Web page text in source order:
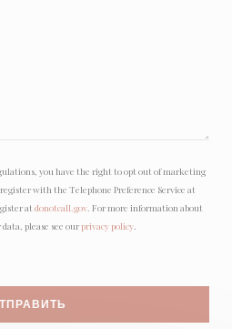
you have the right to opt out of marketing
with the Telephone Preference Service at
at donotcall.gov. For more information about
please see ourprivacy policy.